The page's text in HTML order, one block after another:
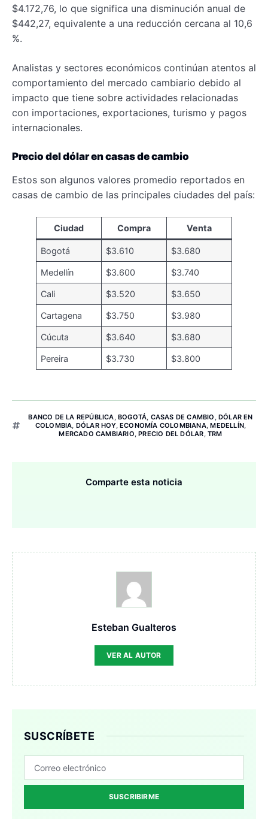
$4.172,76, lo que significa una disminución anual de
$442,27, equivalente a una reducción cercana al 10,6
%.
Analistas y sectores económicos continúan atentos al
comportamiento del mercado cambiario debido al
impacto que tiene sobre actividades relacionadas
con importaciones, exportaciones, turismo y pagos
internacionales.
Precio del dólar en casas de cambio
Estos son algunos valores promedio reportados en
casas de cambio de las principales ciudades del país:
Ciudad Compra Venta
Bogotá $3.610 $3.680
Medellín $3.600 $3.740
Cali $3.520 $3.650
Cartagena $3.750 $3.980
Cúcuta $3.640 $3.680
Pereira $3.730 $3.800
BANCO DE LA REPÚBLICA, BOGOTÁ, CASAS DE CAMBIO , DÓLAR EN
COLOMBIA, DÓLAR HOY,ECONOMÍA COLOMBIANA,MEDELLÍN,
MERCADO CAMBIARIO,PRECIO DEL DÓLAR, TRM
Comparte esta noticia
Esteban Gualteros
VER AL AUTOR
SUSCRÍBETE
SUSCRIBIRME